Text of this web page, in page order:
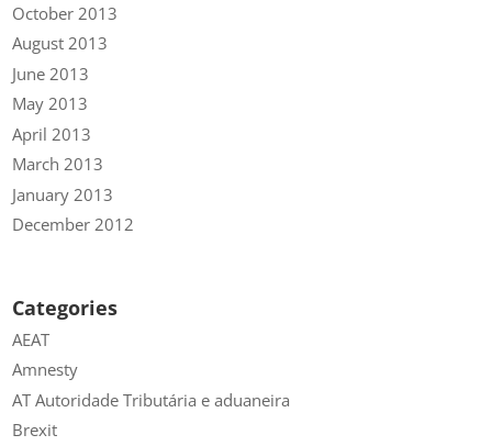
October 2013
August 2013
June 2013
May 2013
April 2013
March 2013
January 2013
December 2012
Categories
AEAT
Amnesty
AT Autoridade Tributária e aduaneira
Brexit